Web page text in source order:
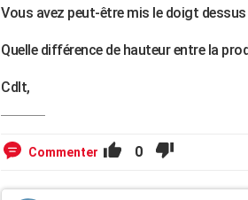
Vous avez peut-être mis le doigt
Quelle différence de hauteur entre la
Cdlt,
Commenter 0